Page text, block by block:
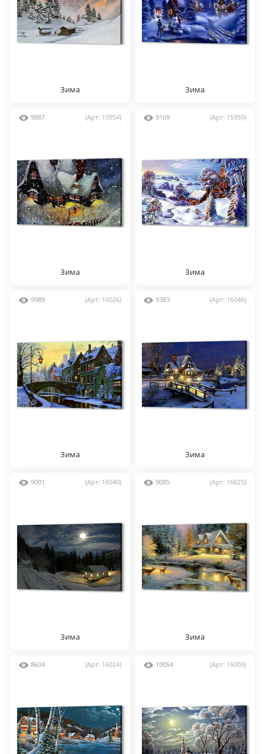
Зима Зима
9887 (Арт: 15954)
Зима
9169 (Арт: 15950)
Зима
9989 (Арт: 16026)
Зима
9383 (Арт: 16046)
Зима
9001 (Арт: 16040)
Зима
9085 (Арт: 16025)
Зима
8604 (Арт: 16024) 10054 (Арт: 16009)